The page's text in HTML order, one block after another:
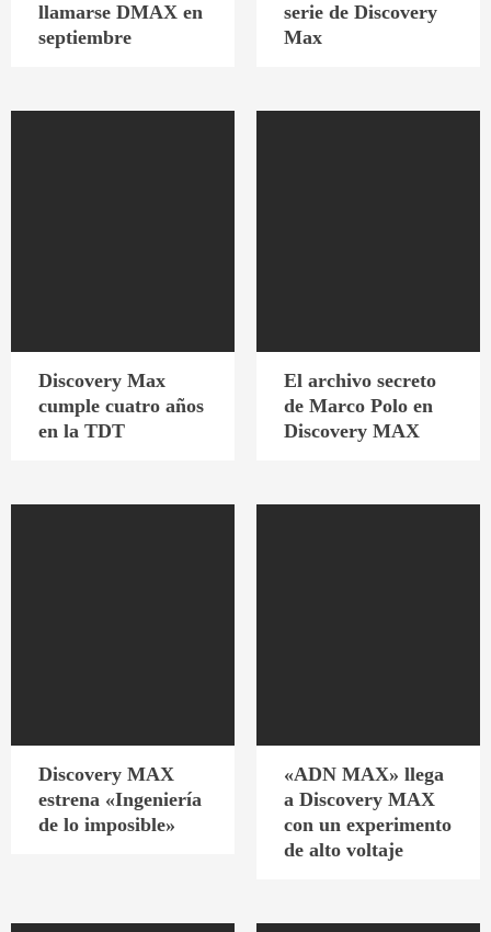
llamarse DMAX en
septiembre
serie de Discovery
Max
Discovery Max
cumple cuatro años
en la TDT
El archivo secreto
de Marco Polo en
Discovery MAX
Discovery MAX
estrena «Ingeniería
de lo imposible»
«ADN MAX» llega
a Discovery MAX
con un experimento
de alto voltaje